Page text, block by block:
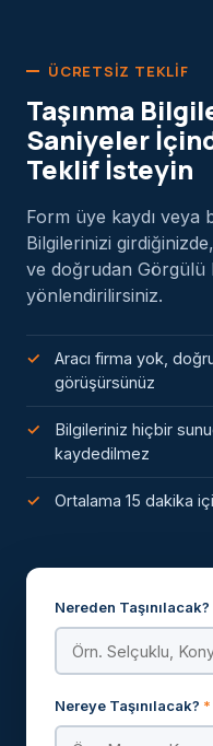
ÜCRETSIZ TEKLIF
Taşınma
Saniyeler
Teklif İsteyin
Form üye kaydı veya
Bilgilerinizi
ve doğrudan Görgülü
yönlendirilirsiniz.
Aracı firma yok,
görüşürsünüz
Bilgileriniz hiçbir
kaydedilmez
Ortalama 15 dakika
Nereden Taşınılacak?
Nereye Taşınılacak? *